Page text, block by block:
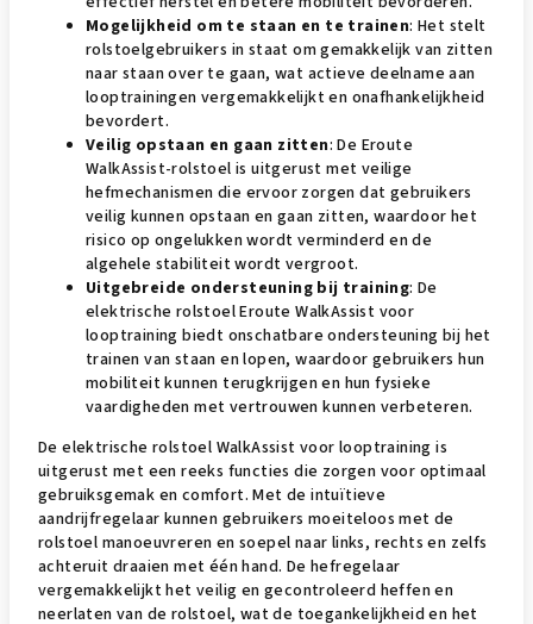
Mogelijkheid om te staan en te trainen: Het stelt
rolstoelgebruikers in staat om gemakkelijk van zitten
naar staan over te gaan, wat actieve deelname aan
looptrainingen vergemakkelijkt en onafhankelijkheid
bevordert.
Veilig opstaan en gaan zitten: De Eroute
WalkAssist-rolstoel is uitgerust met veilige
hefmechanismen die ervoor zorgen dat gebruikers
veilig kunnen opstaan en gaan zitten, waardoor het
risico op ongelukken wordt verminderd en de
algehele stabiliteit wordt vergroot.
Uitgebreide ondersteuning bij training: De
elektrische rolstoel Eroute WalkAssist voor
looptraining biedt onschatbare ondersteuning bij het
trainen van staan en lopen, waardoor gebruikers hun
mobiliteit kunnen terugkrijgen en hun fysieke
vaardigheden met vertrouwen kunnen verbeteren.
De elektrische rolstoel WalkAssist voor looptraining is
uitgerust met een reeks functies die zorgen voor optimaal
gebruiksgemak en comfort. Met de intuïtieve
aandrijfregelaar kunnen gebruikers moeiteloos met de
rolstoel manoeuvreren en soepel naar links, rechts en zelfs
achteruit draaien met één hand. De hefregelaar
vergemakkelijkt het veilig en gecontroleerd heffen en
neerlaten van de rolstoel, wat de toegankelijkheid en het